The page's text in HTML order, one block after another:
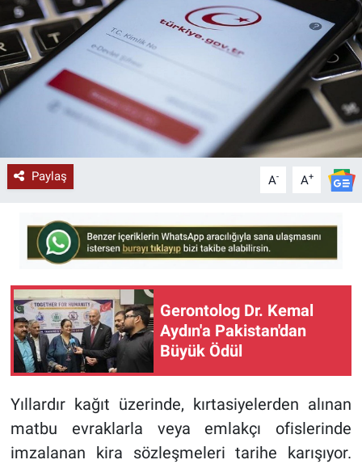
Paylaş A- A+
Gerontolog Dr. Kemal
Aydın'a Pakistan'dan
Büyük Ödül
Yıllardır kağıt üzerinde, kırtasiyelerden alınan
matbu evraklarla veya emlakçı ofislerinde
imzalanan kira sözleşmeleri tarihe karışıyor.
RESMİ İLAN